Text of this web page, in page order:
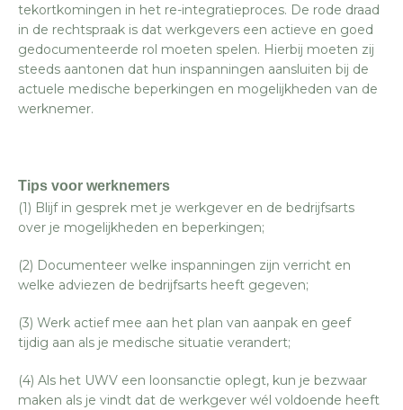
tekortkomingen in het re-integratieproces. De rode draad
in de rechtspraak is dat werkgevers een actieve en goed
gedocumenteerde rol moeten spelen. Hierbij moeten zij
steeds aantonen dat hun inspanningen aansluiten bij de
actuele medische beperkingen en mogelijkheden van de
werknemer.
Tips voor werknemers
(1) Blijf in gesprek met je werkgever en de bedrijfsarts
over je mogelijkheden en beperkingen;
(2) Documenteer welke inspanningen zijn verricht en
welke adviezen de bedrijfsarts heeft gegeven;
(3) Werk actief mee aan het plan van aanpak en geef
tijdig aan als je medische situatie verandert;
(4) Als het UWV een loonsanctie oplegt, kun je bezwaar
maken als je vindt dat de werkgever wél voldoende heeft